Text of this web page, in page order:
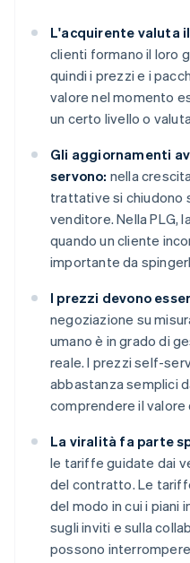
L'acquirente valuta
clienti formano il loro
quindi i prezzi e i
valore nel momento
un certo livello o
Gli aggiornamenti
servono: nella
trattative si chiudono
venditore. Nella PLG,
quando un cliente
importante da
I prezzi devono
negoziazione su
umano è in grado di
reale. I prezzi self-
abbastanza semplici
comprendere il
La viralità fa parte
le tariffe guidate dai
del contratto. Le
del modo in cui i piani
sugli inviti e sulla
possono